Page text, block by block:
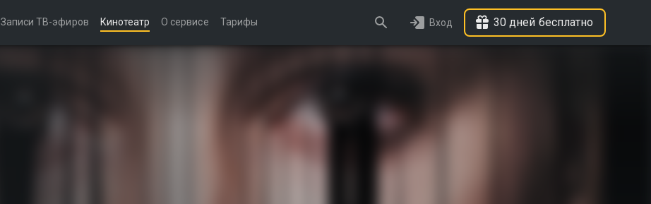
Записи ТВ-эфиров Кинотеатр О сервисе Тарифы Вход 30 дней бесплатно